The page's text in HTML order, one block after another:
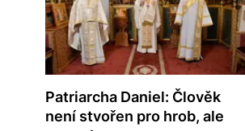
Patriarcha Daniel: Člověk
není stvořen pro hrob, ale